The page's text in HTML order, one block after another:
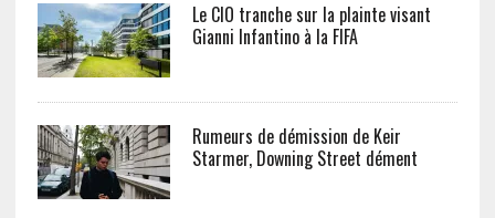
Le CIO tranche sur la plainte visant
Gianni Infantino à la FIFA
Rumeurs de démission de Keir
Starmer, Downing Street dément